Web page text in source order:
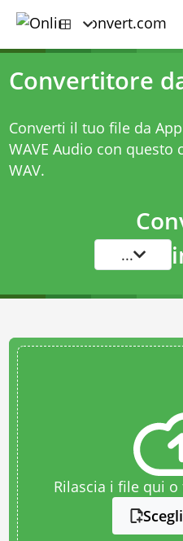
Convertitore
Converti il tuo file da
WAVE Audio con questo
WAV.
...
Rilascia i file qui